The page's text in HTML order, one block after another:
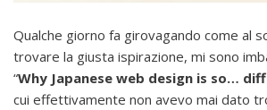
Qualche giorno fa girovagando come al
trovare la giusta ispirazione, mi sono
“Why Japanese web design is so…
cui effettivamente non avevo mai dato